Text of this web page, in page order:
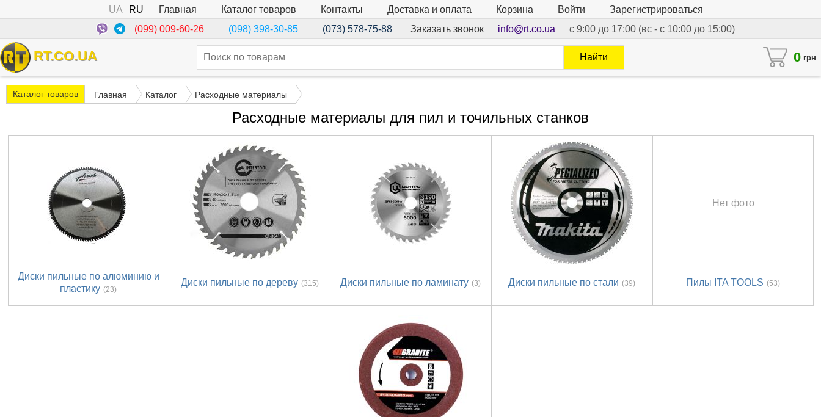
UA RU Главная Каталог товаров Контакты Доставка и оплата Корзина Войти
Зарегистрироваться
(099) 009-60-26
(098) 398-30-85 (073) 578-75-88 Заказать звонок info@rt.co.ua с 9:00 до 17:00 (вс - с 10:00 до 15:00)
RT.CO.UA 0 грн
Найти
Каталог товаров Главная Каталог Расходные материалы
Расходные материалы для пил и точильных станков
Диски пильные по алюминию и
пластику (23)
Диски пильные по дереву (315) Диски пильные по ламинату (3) Диски пильные по стали (39)
Нет фото
Пилы ITA TOOLS (53)